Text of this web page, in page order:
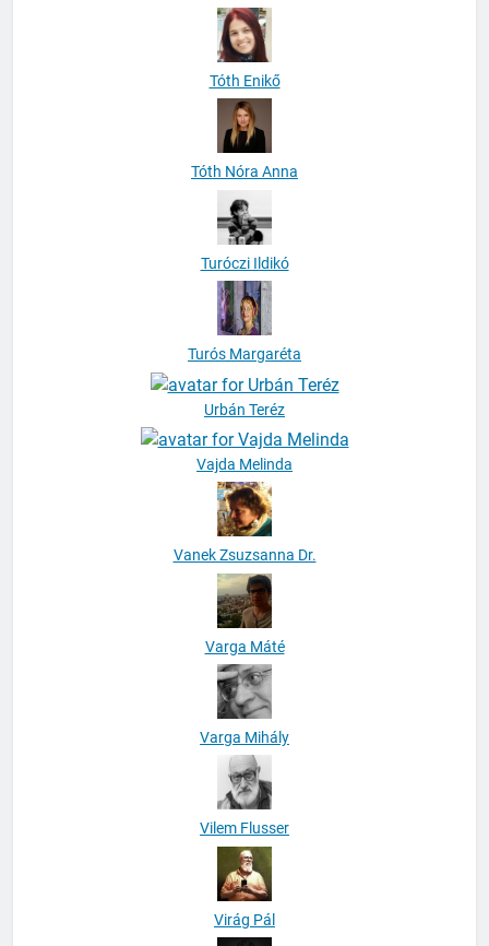
Tóth Enikő
Tóth Nóra Anna
Turóczi Ildikó
Turós Margaréta
Urbán Teréz
Vajda Melinda
Vanek Zsuzsanna Dr.
Varga Máté
Varga Mihály
Vilem Flusser
Virág Pál